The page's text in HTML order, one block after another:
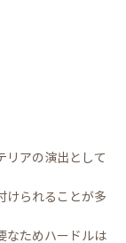
リアの演出として
けられることが多
なためハードルは